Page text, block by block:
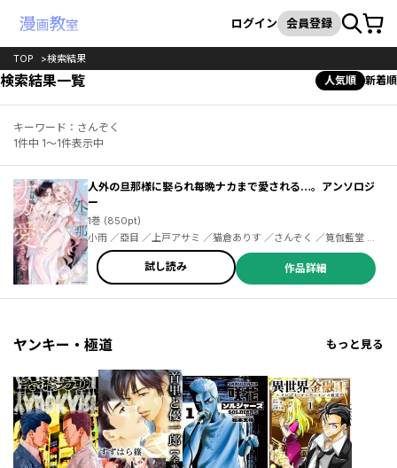
検索
ログイン 会員登録カート
TOP 検索結果
検索結果一覧 人気順 新着順
キーワード：さんぞく
1件中 1～1件表示中
人外の旦那様に娶られ毎晩ナカまで愛される…。アンソロジ
ー
1巻 (850pt)
小雨 ／亞目 ／上戸アサミ ／猫倉ありす ／さんぞく ／筧伽藍堂 ／
スグリ晴琉
試し読み 作品詳細
ヤンキー・極道 もっと見る